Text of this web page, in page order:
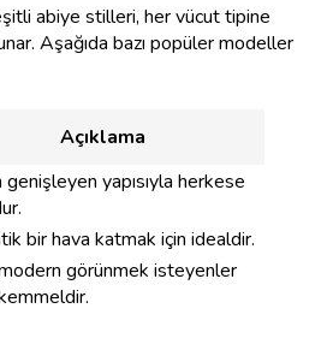
abiye stilleri, her vücut tipine
Aşağıda bazı popüler modeller
Açıklama
yapısıyla herkese
bir hava katmak için idealdir.
görünmek isteyenler